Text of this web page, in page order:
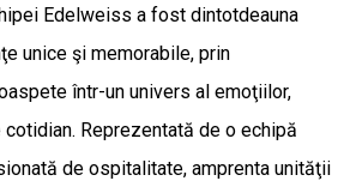
Edelweiss a fost dintotdeauna
unice şi memorabile, prin
într-un univers al emoţiilor,
Reprezentată de o echipă
de ospitalitate, amprenta unităţii